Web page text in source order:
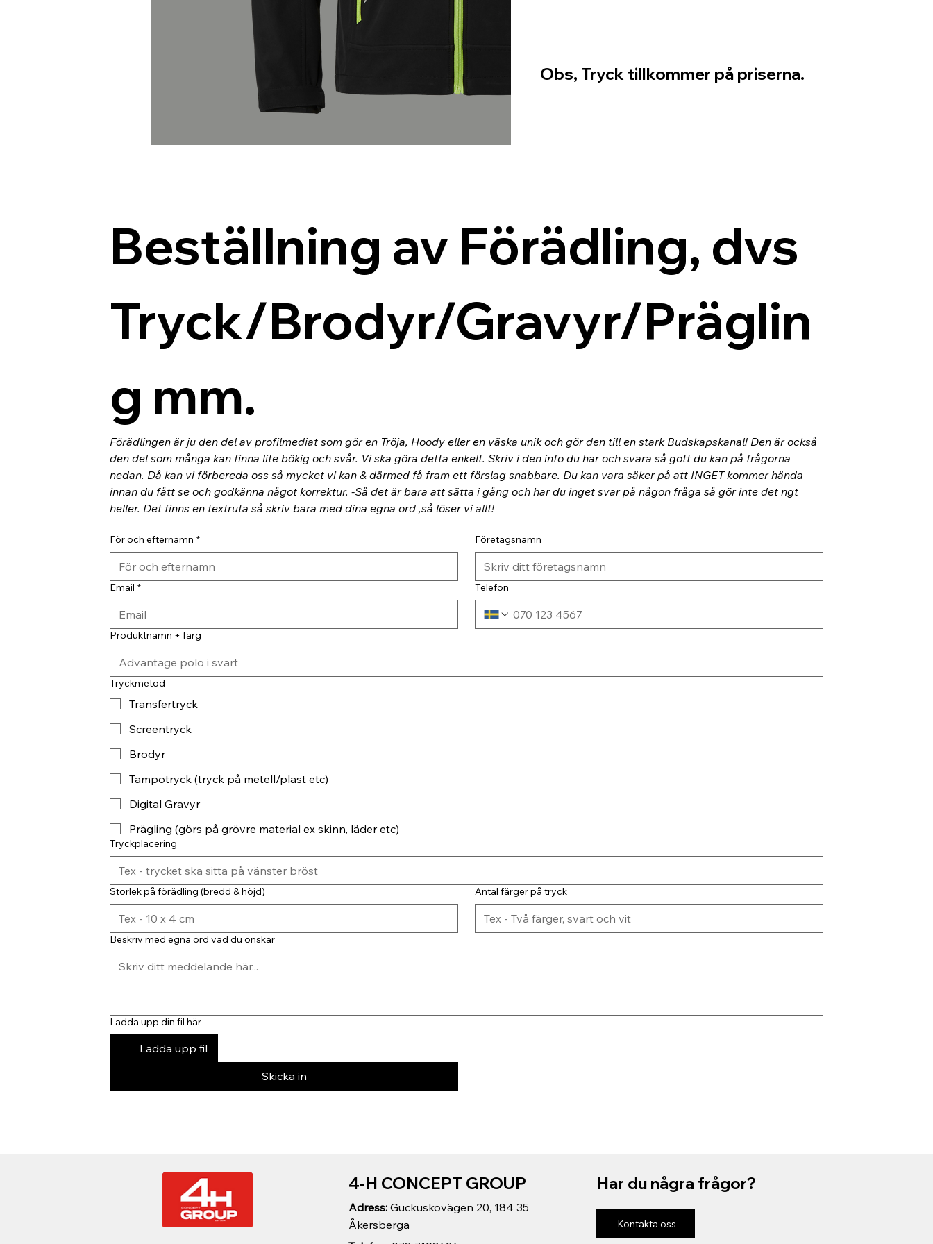
Obs, Tryck tillkommer på priserna.
Beställning av Förädling, dvs
Tryck/Brodyr/Gravyr/Präglin
g mm.
Förädlingen är ju den del av profilmediat som gör en Tröja, Hoody eller en väska unik och gör den till en stark Budskapskanal! Den är också
den del som många kan finna lite bökig och svår. Vi ska göra detta enkelt. Skriv i den info du har och svara så gott du kan på frågorna
nedan. Då kan vi förbereda oss så mycket vi kan & därmed få fram ett förslag snabbare. Du kan vara säker på att INGET kommer hända
innan du fått se och godkänna något korrektur. -Så det är bara att sätta i gång och har du inget svar på någon fråga så gör inte det ngt
heller. Det finns en textruta så skriv bara med dina egna ord ,så löser vi allt!
För och efternamn * Företagsnamn
Email * Telefon
Produktnamn + färg
Tryckmetod
Transfertryck
Screentryck
Brodyr
Tampotryck (tryck på metell/plast etc)
Digital Gravyr
Prägling (görs på grövre material ex skinn, läder etc)
Tryckplacering
Storlek på förädling (bredd & höjd) Antal färger på tryck
Beskriv med egna ord vad du önskar
Ladda upp din fil här
Ladda upp fil
Skicka in
Adress: Guckuskovägen 20, 184 35
Åkersberga
4-H CONCEPT GROUP Har du några frågor?
Kontakta oss